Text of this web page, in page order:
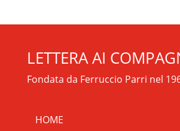
LETTERA AI
Fondata da Ferruccio Parri nel
HOME